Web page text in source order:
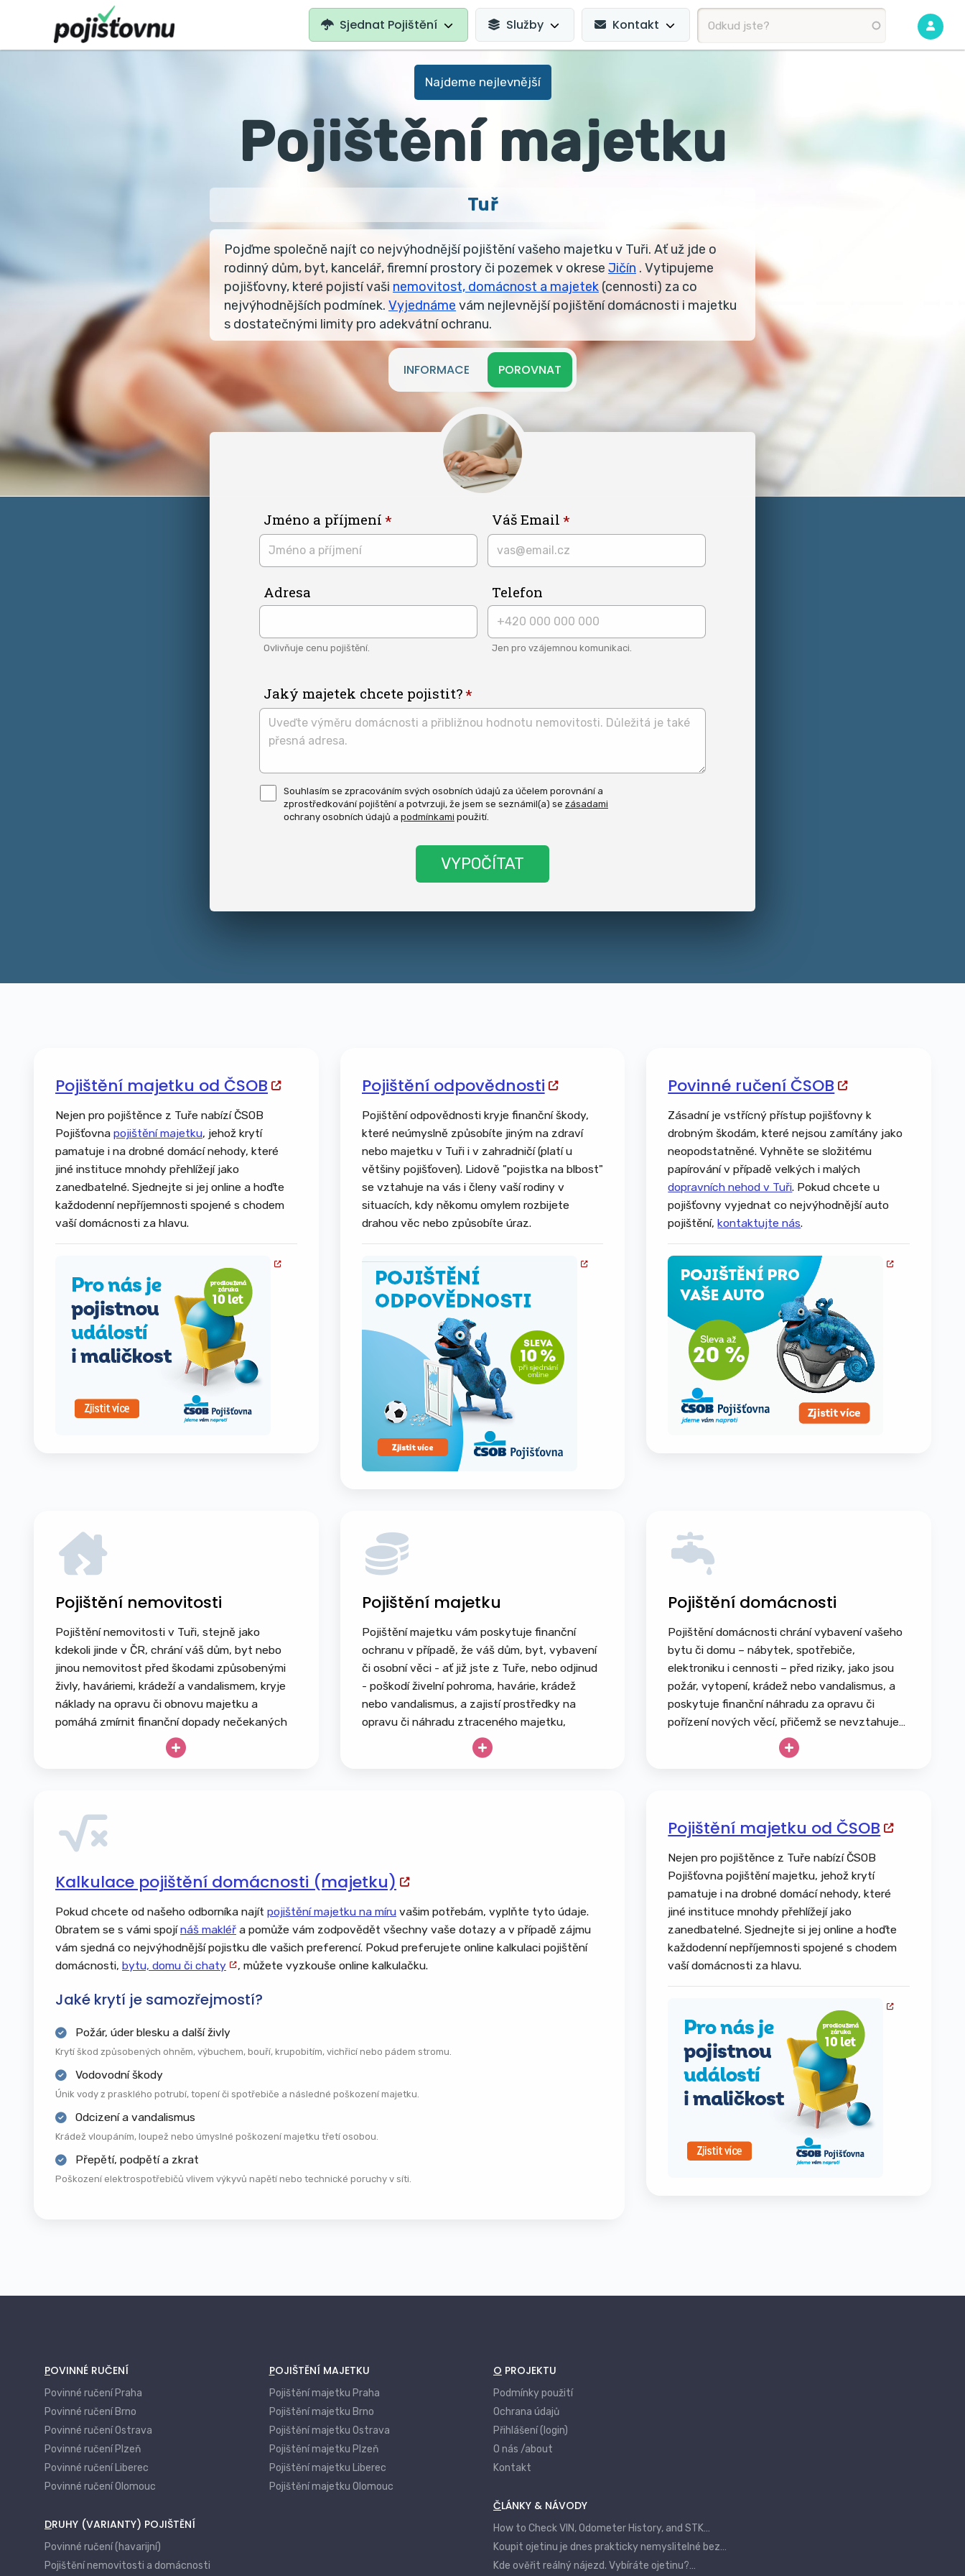
MAIN
NAVIGATION
Sjednat Pojištění Služby Kontakt
Najdeme nejlevnější
Pojištění majetku
Tuř
Pojďme společně najít co nejvýhodnější pojištění vašeho majetku v Tuři. Ať už jde o
rodinný dům, byt, kancelář, firemní prostory či pozemek v okrese Jičín . Vytipujeme
pojišťovny, které pojistí vaši nemovitost, domácnost a majetek (cennosti) za co
nejvýhodnějších podmínek. Vyjednáme vám nejlevnější pojištění domácnosti i majetku
s dostatečnými limity pro adekvátní ochranu.
INFORMACE POROVNAT
Jméno a příjmení Váš Email
Adresa
Ovlivňuje cenu pojištění.
Telefon
Jen pro vzájemnou komunikaci.
Jaký majetek chcete pojistit?
Pro
odeslání
musite
odsouhlasit
Souhlasím se zpracováním svých osobních údajů za účelem porovnání a
zprostředkování pojištění a potvrzuji, že jsem se seznámil(a) se zásadami
ochrany osobních údajů a podmínkami použití.
Pojištění majetku od ČSOB
Nejen pro pojištěnce z Tuře nabízí ČSOB
Pojišťovna pojištění majetku, jehož krytí
pamatuje i na drobné domácí nehody, které
jiné instituce mnohdy přehlížejí jako
zanedbatelné. Sjednejte si jej online a hoďte
každodenní nepříjemnosti spojené s chodem
vaší domácnosti za hlavu.
Pojištění odpovědnosti
Pojištění odpovědnosti kryje finanční škody,
které neúmyslně způsobíte jiným na zdraví
nebo majetku v Tuři i v zahradničí (platí u
většiny pojišťoven). Lidově "pojistka na blbost"
se vztahuje na vás i členy vaší rodiny v
situacích, kdy někomu omylem rozbijete
drahou věc nebo způsobíte úraz.
Povinné ručení ČSOB
Zásadní je vstřícný přístup pojišťovny k
drobným škodám, které nejsou zamítány jako
neopodstatněné. Vyhněte se složitému
papírování v případě velkých i malých
dopravních nehod v Tuři. Pokud chcete u
pojišťovny vyjednat co nejvýhodnější auto
pojištění,kontaktujte nás.
Pojištění nemovitosti
Pojištění nemovitosti v Tuři, stejně jako
kdekoli jinde v ČR, chrání váš dům, byt nebo
jinou nemovitost před škodami způsobenými
živly, haváriemi, krádeží a vandalismem, kryje
náklady na opravu či obnovu majetku a
pomáhá zmírnit finanční dopady nečekaných
událostí. Pamatujte, že se nevztahuje na
běžné opotřebení ani úmyslné poškození.
Chata, chalupa či rekreační objekt
Garáž, kůlna, zahradní domek
Pergoly, altány a terasy
Ploty, brány, opěrné zdi a zpevněné
plochy
Bazény, vířivky a zahradní jezírka
Solární panely a fotovoltaické elektrárny
Přípojky inženýrských sítí – voda, plyn,
elektřina, kanalizace
skříně, kuchyňské linky, sanitární zařízení
Požár, výbuch, úder blesku a kouř
Povodeň, záplava, voda z tajícího sněhu
Vichřice, orkán, krupobití
Sesuv půdy, zřícení stavby, pád stromu
nebo stožáru
Vytopení a únik vody z vodovodního
Náraz vozidla do stavby
Pád letadla nebo jeho částí
Pojištění odpovědnosti vlastníka
Pojištění nemovitosti během výstavby či
Asistenční služby – rychlé zajištění oprav
a havárií
Pojištění ztráty užitku nemovitosti (např.
nájemné při neobyvatelnosti)
Pojištění venkovního vybavení a
zahradních prvků
Pojištění majetku
Pojištění majetku vám poskytuje finanční
ochranu v případě, že váš dům, byt, vybavení
či osobní věci - ať již jste z Tuře, nebo odjinud
- poškodí živelní pohroma, havárie, krádež
nebo vandalismus, a zajistí prostředky na
opravu či náhradu ztraceného majetku,
přičemž nekryje běžné opotřebení ani škody
Ploty, brány, zdi a opěrné konstrukce
Bazény, vířivky, pergoly a altány
Solární a fotovoltaické panely
Přípojky inženýrských sítí – voda, plyn,
elektřina, kanalizace
Pevně zabudované vybavení – kuchyňské
Skladové zásoby a materiál
Sesuv půdy, pád stromu, stožáru nebo
Poškození skel, zrcadel a výloh
Pojištění domácnosti jako součást
Asistenční služby – havárie, opravy,
zajištění řemeslníka
Pojištění nájmu a ztráty užitku
Pojištění zahradních prvků a venkovního
Pojištění domácnosti
Pojištění domácnosti chrání vybavení vašeho
bytu či domu – nábytek, spotřebiče,
elektroniku i cennosti – před riziky, jako jsou
požár, vytopení, krádež nebo vandalismus, a
poskytuje finanční náhradu za opravu či
pořízení nových věcí, přičemž se nevztahuje
na běžné opotřebení ani úmyslné poškození.
Kalkulace pojištění domácnosti (majetku)
Pokud chcete od našeho odborníka najít pojištění majetku na míru vašim potřebám, vyplňte tyto údaje.
Obratem se s vámi spojínáš makléř a pomůže vám zodpovědět všechny vaše dotazy a v případě zájmu
vám sjedná co nejvýhodnější pojistku dle vašich preferencí. Pokud preferujete online kalkulaci pojištění
domácnosti, bytu, domu či chaty , můžete vyzkouše online kalkulačku.
Jaké krytí je samozřejmostí?
Požár, úder blesku a další živly
Krytí škod způsobených ohněm, výbuchem, bouří, krupobitím, vichřicí nebo pádem stromu.
Vodovodní škody
Únik vody z prasklého potrubí, topení či spotřebiče a následné poškození majetku.
Odcizení a vandalismus
Krádež vloupáním, loupež nebo úmyslné poškození majetku třetí osobou.
Přepětí, podpětí a zkrat
Poškození elektrospotřebičů vlivem výkyvů napětí nebo technické poruchy v síti.
Pojištění majetku od ČSOB
Nejen pro pojištěnce z Tuře nabízí ČSOB
Pojišťovna pojištění majetku, jehož krytí
pamatuje i na drobné domácí nehody, které
jiné instituce mnohdy přehlížejí jako
zanedbatelné. Sjednejte si jej online a hoďte
každodenní nepříjemnosti spojené s chodem
vaší domácnosti za hlavu.
POVINNÉ RUČENÍ
Povinné ručení Praha
Povinné ručení Brno
Povinné ručení Ostrava
Povinné ručení Plzeň
Povinné ručení Liberec
Povinné ručení Olomouc
DRUHY (VARIANTY) POJIŠTĚNÍ
Povinné ručení (havarijní)
Pojištění nemovitosti a domácnosti
POJIŠTĚNÍ MAJETKU
Pojištění majetku Praha
Pojištění majetku Brno
Pojištění majetku Ostrava
Pojištění majetku Plzeň
Pojištění majetku Liberec
Pojištění majetku Olomouc
O PROJEKTU
Podmínky použití
Ochrana údajů
Přihlášení (login)
O nás /about
Kontakt
ČLÁNKY & NÁVODY
How to Check VIN, Odometer History, and STK…
Koupit ojetinu je dnes prakticky nemyslitelné bez…
Kde ověřit reálný nájezd. Vybíráte ojetinu?…